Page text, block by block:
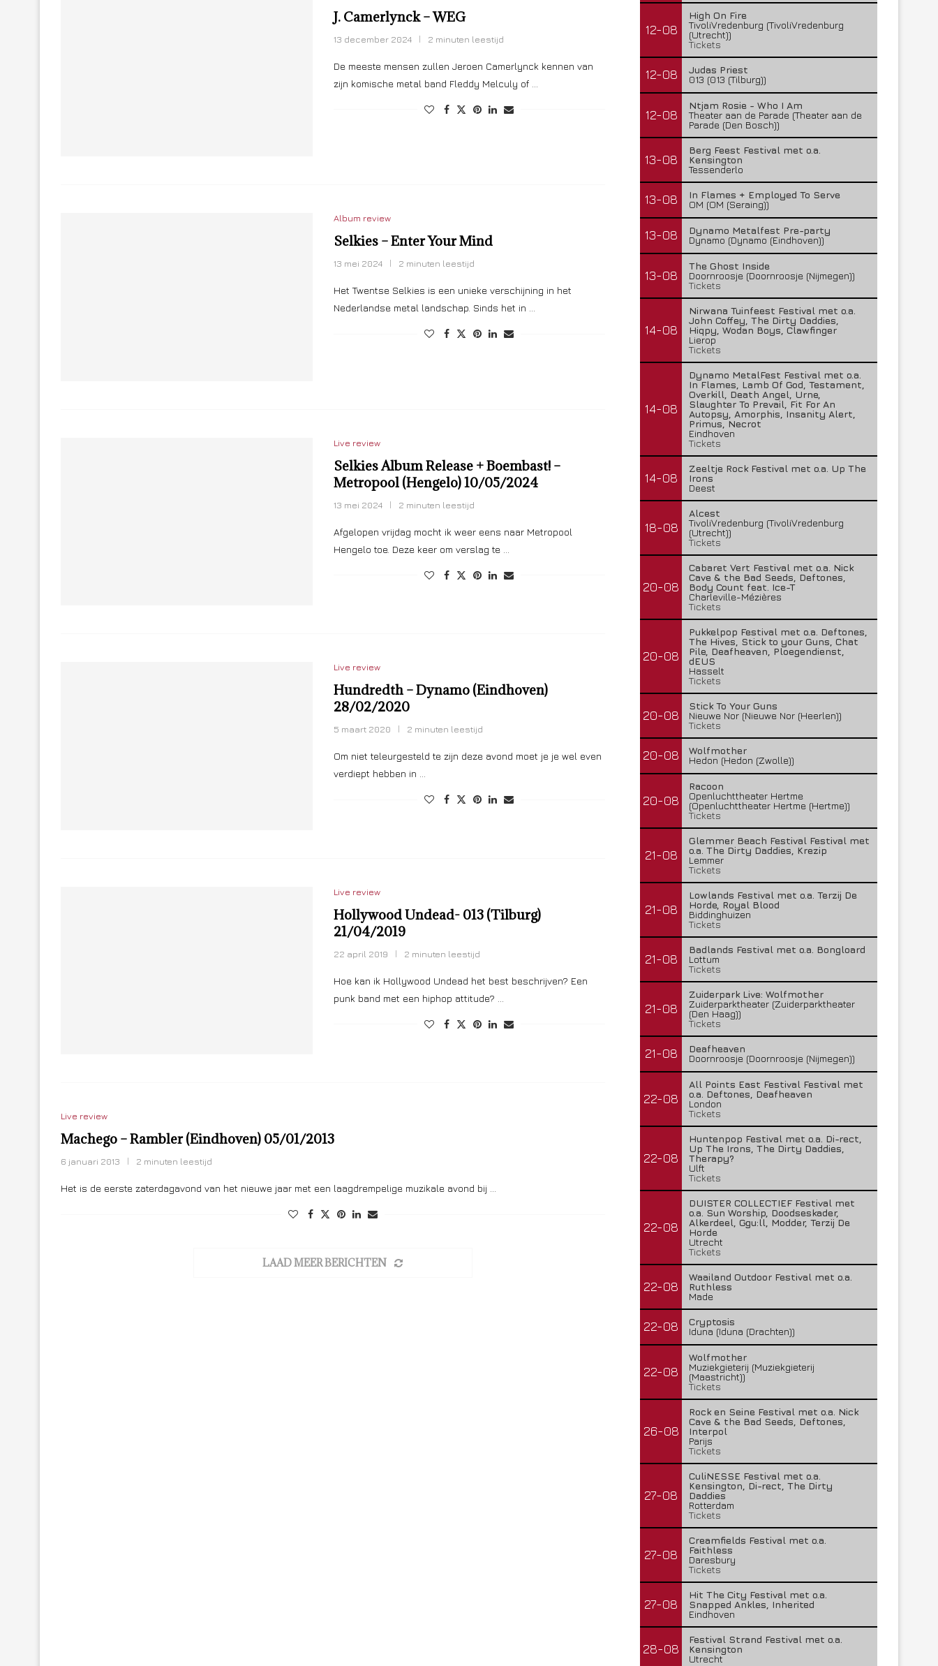
J. Camerlynck – WEG
13 december 2024 2 minuten leestijd
De meeste mensen zullen Jeroen Camerlynck kennen van
zijn komische metal band Fleddy Melculy of …
Album review
Selkies – Enter Your Mind
13 mei 2024 2 minuten leestijd
Het Twentse Selkies is een unieke verschijning in het
Nederlandse metal landschap. Sinds het in …
Live review
Selkies Album Release + Boembast! –
Metropool (Hengelo) 10/05/2024
13 mei 2024 2 minuten leestijd
Afgelopen vrijdag mocht ik weer eens naar Metropool
Hengelo toe. Deze keer om verslag te …
Live review
Hundredth – Dynamo (Eindhoven)
28/02/2020
5 maart 2020 2 minuten leestijd
Om niet teleurgesteld te zijn deze avond moet je je wel even
verdiept hebben in …
Live review
Hollywood Undead- 013 (Tilburg)
21/04/2019
22 april 2019 2 minuten leestijd
Hoe kan ik Hollywood Undead het best beschrijven? Een
punk band met een hiphop attitude? …
Live review
Machego – Rambler (Eindhoven) 05/01/2013
6 januari 2013 2 minuten leestijd
Het is de eerste zaterdagavond van het nieuwe jaar met een laagdrempelige muzikale avond bij …
LAAD MEER BERICHTEN
12-08
High On Fire
TivoliVredenburg (TivoliVredenburg
(Utrecht))
Tickets
12-08
Judas Priest
013 (013 (Tilburg))
12-08
Ntjam Rosie - Who I Am
Theater aan de Parade (Theater aan de
Parade (Den Bosch))
13-08
Berg Feest Festival met o.a.
Kensington
Tessenderlo
13-08
In Flames + Employed To Serve
OM (OM (Seraing))
13-08
Dynamo Metalfest Pre-party
Dynamo (Dynamo (Eindhoven))
13-08
The Ghost Inside
Doornroosje (Doornroosje (Nijmegen))
Tickets
14-08
Nirwana Tuinfeest Festival met o.a.
John Coffey, The Dirty Daddies,
Hiqpy, Wodan Boys, Clawfinger
Lierop
Tickets
14-08
Dynamo MetalFest Festival met o.a.
In Flames, Lamb Of God, Testament,
Overkill, Death Angel, Urne,
Slaughter To Prevail, Fit For An
Autopsy, Amorphis, Insanity Alert,
Primus, Necrot
Eindhoven
Tickets
14-08
Zeeltje Rock Festival met o.a. Up The
Irons
Deest
18-08
Alcest
TivoliVredenburg (TivoliVredenburg
(Utrecht))
Tickets
20-08
Cabaret Vert Festival met o.a. Nick
Cave & the Bad Seeds, Deftones,
Body Count feat. Ice-T
Charleville-Mézières
Tickets
20-08
Pukkelpop Festival met o.a. Deftones,
The Hives, Stick to your Guns, Chat
Pile, Deafheaven, Ploegendienst,
dEUS
Hasselt
Tickets
20-08
Stick To Your Guns
Nieuwe Nor (Nieuwe Nor (Heerlen))
Tickets
20-08
Wolfmother
Hedon (Hedon (Zwolle))
20-08
Racoon
Openluchttheater Hertme
(Openluchttheater Hertme (Hertme))
Tickets
21-08
Glemmer Beach Festival Festival met
o.a. The Dirty Daddies, Krezip
Lemmer
Tickets
21-08
Lowlands Festival met o.a. Terzij De
Horde, Royal Blood
Biddinghuizen
Tickets
21-08
Badlands Festival met o.a. Bongloard
Lottum
Tickets
21-08
Zuiderpark Live: Wolfmother
Zuiderparktheater (Zuiderparktheater
(Den Haag))
Tickets
21-08
Deafheaven
Doornroosje (Doornroosje (Nijmegen))
22-08
All Points East Festival Festival met
o.a. Deftones, Deafheaven
London
Tickets
22-08
Huntenpop Festival met o.a. Di-rect,
Up The Irons, The Dirty Daddies,
Therapy?
Ulft
Tickets
22-08
DUISTER COLLECTIEF Festival met
o.a. Sun Worship, Doodseskader,
Alkerdeel, Ggu:ll, Modder, Terzij De
Horde
Utrecht
Tickets
22-08
Waailand Outdoor Festival met o.a.
Ruthless
Made
22-08
Cryptosis
Iduna (Iduna (Drachten))
22-08
Wolfmother
Muziekgieterij (Muziekgieterij
(Maastricht))
Tickets
26-08
Rock en Seine Festival met o.a. Nick
Cave & the Bad Seeds, Deftones,
Interpol
Parijs
Tickets
27-08
CuliNESSE Festival met o.a.
Kensington, Di-rect, The Dirty
Daddies
Rotterdam
Tickets
27-08
Creamfields Festival met o.a.
Faithless
Daresbury
Tickets
27-08
Hit The City Festival met o.a.
Snapped Ankles, Inherited
Eindhoven
28-08
Festival Strand Festival met o.a.
Kensington
Utrecht